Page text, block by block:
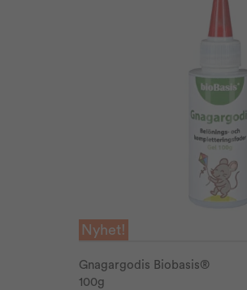
Nyhet!
Gnagargodis Biobasis®
100g